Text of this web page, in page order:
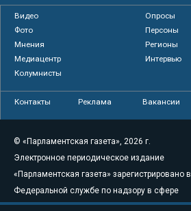
Видео
Опросы
Фото
Персоны
Мнения
Регионы
Медиацентр
Интервью
Колумнисты
Контакты Реклама Вакансии
© «Парламентская газета», 2026 г.
Электронное периодическое издание
«Парламентская газета» зарегистрировано в
Федеральной службе по надзору в сфере
связи, информационных технологий и